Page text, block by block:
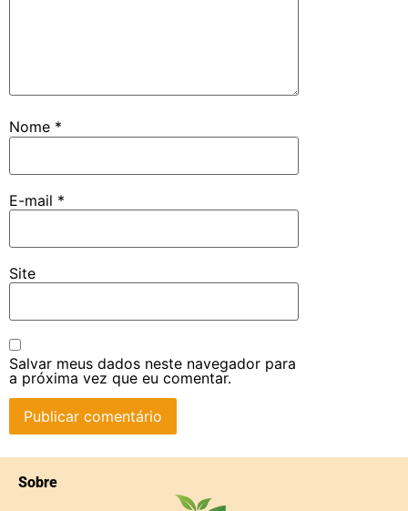
Nome *
E-mail *
Site
Salvar meus dados neste navegador para
a próxima vez que eu comentar.
Sobre